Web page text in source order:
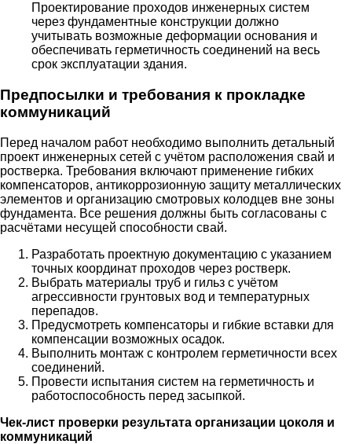
Проектирование проходов инженерных систем
через фундаментные конструкции должно
учитывать возможные деформации основания и
обеспечивать герметичность соединений на весь
срок эксплуатации здания.
Предпосылки и требования к прокладке
коммуникаций
Перед началом работ необходимо выполнить детальный
проект инженерных сетей с учётом расположения свай и
ростверка. Требования включают применение гибких
компенсаторов, антикоррозионную защиту металлических
элементов и организацию смотровых колодцев вне зоны
фундамента. Все решения должны быть согласованы с
расчётами несущей способности свай.
Разработать проектную документацию с указанием
точных координат проходов через ростверк.
Выбрать материалы труб и гильз с учётом
агрессивности грунтовых вод и температурных
перепадов.
Предусмотреть компенсаторы и гибкие вставки для
компенсации возможных осадок.
Выполнить монтаж с контролем герметичности всех
соединений.
Провести испытания систем на герметичность и
работоспособность перед засыпкой.
Чек-лист проверки результата организации цоколя и
коммуникаций